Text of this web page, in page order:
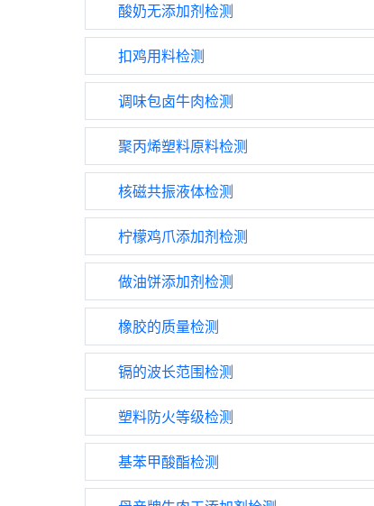
酸奶无添加剂检测
扣鸡用料检测
调味包卤牛肉检测
聚丙烯塑料原料检测
核磁共振液体检测
柠檬鸡爪添加剂检测
做油饼添加剂检测
橡胶的质量检测
镉的波长范围检测
塑料防火等级检测
基苯甲酸酯检测